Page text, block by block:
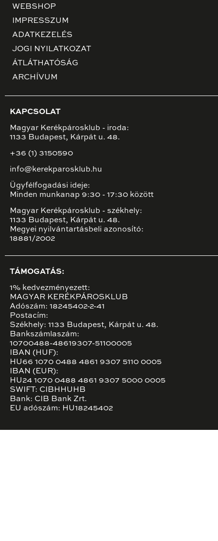
WEBSHOP
IMPRESSZUM
ADATKEZELÉS
JOGI NYILATKOZAT
ÁTLÁTHATÓSÁG
ARCHÍVUM
KAPCSOLAT
Magyar Kerékpárosklub - iroda:
1133 Budapest, Kárpát u. 48.
+36 (1) 3150590
info@kerekparosklub.hu
Ügyfélfogadási ideje:
Minden munkanap 9:30 - 17:30 között
Magyar Kerékpárosklub - székhely:
1133 Budapest, Kárpát u. 48.
Megyei nyilvántartásbeli azonosító:
18881/2002
TÁMOGATÁS:
1% kedvezményezett:
MAGYAR KERÉKPÁROSKLUB
Adószám: 18245402-2-41
Postacím:
Székhely: 1133 Budapest, Kárpát u. 48.
Bankszámlaszám:
10700488-48619307-51100005
IBAN (HUF):
HU66 1070 0488 4861 9307 5110 0005
IBAN (EUR):
HU24 1070 0488 4861 9307 5000 0005
SWIFT: CIBHHUHB
Bank: CIB Bank Zrt.
EU adószám: HU18245402